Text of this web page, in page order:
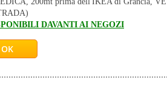
DAVANTI AI NEGOZI